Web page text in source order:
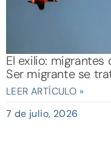
El exilio:
Ser migrante se
LEER ARTÍCULO »
7 de julio, 2026